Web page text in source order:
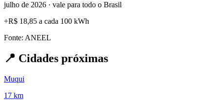
julho de 2026 · vale para todo o Brasil
+R$ 18,85 a cada 100 kWh
Fonte: ANEEL
📍 Cidades próximas
Muqui
17 km